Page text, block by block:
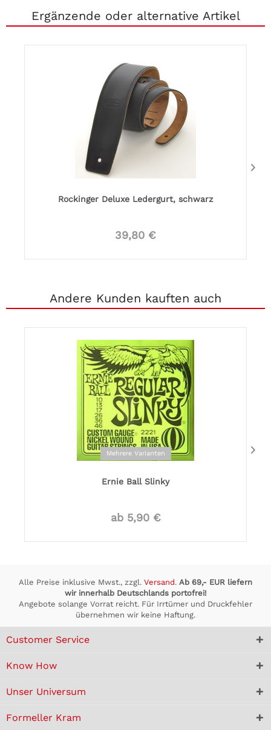
Ergänzende oder alternative Artikel
Rockinger Deluxe Ledergurt, schwarz
39,80 €
Andere Kunden kauften auch
Mehrere Varianten
Ernie Ball Slinky
ab 5,90 €
Alle Preise inklusive Mwst., zzgl. Versand. Ab 69,- EUR liefern
wir innerhalb Deutschlands portofrei!
Angebote solange Vorrat reicht. Für Irrtümer und Druckfehler
übernehmen wir keine Haftung.
Customer Service
Know How
Unser Universum
Formeller Kram